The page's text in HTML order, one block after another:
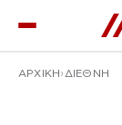
ΑΡΧΙΚΉ ΔΙΕΘΝΗ